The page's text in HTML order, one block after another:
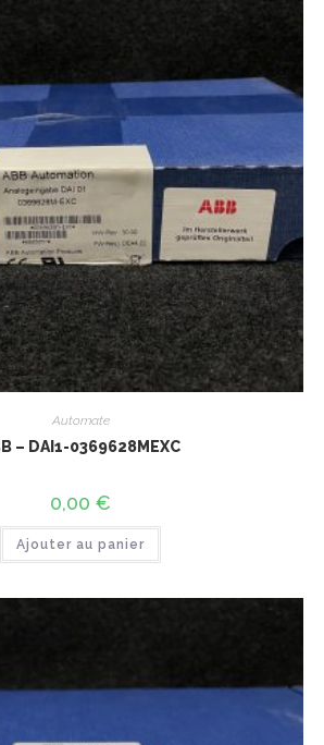
Automate
– DAI1-0369628MEXC
0,00 €
Ajouter au panier